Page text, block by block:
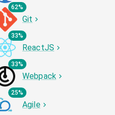
62%
Git
33%
ReactJS
33%
Webpack
25%
Agile